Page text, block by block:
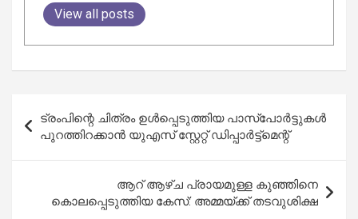
View all posts
navigation
ട്രംപിന്റെ ചിത്രം ഉൾപ്പെടുത്തിയ പാസ്‌പോർട്ടുകൾ
പുറത്തിറക്കാൻ യുഎസ് സ്റ്റേറ്റ് ഡിപ്പാർട്ട്‌മെന്റ്
ആറ് ആഴ്ച പ്രായമുള്ള കുഞ്ഞിനെ
കൊലപ്പെടുത്തിയ കേസ്: അമ്മയ്ക്ക് തടവുശിക്ഷ